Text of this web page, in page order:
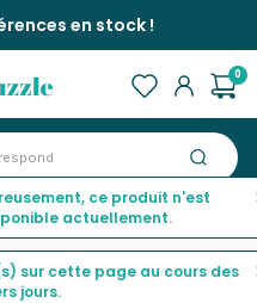
en stock !
0
>Doodletown - London
ce produit n'est
actuellement.
sur cette page au cours des
jours.